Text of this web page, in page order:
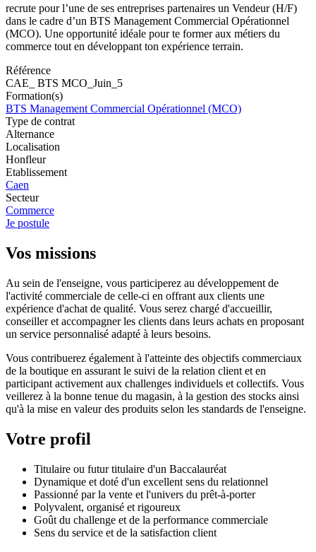
recrute pour l’une de ses entreprises partenaires un Vendeur (H/F)
dans le cadre d’un BTS Management Commercial Opérationnel
(MCO). Une opportunité idéale pour te former aux métiers du
commerce tout en développant ton expérience terrain.
Référence
CAE_ BTS MCO_Juin_5
Formation(s)
BTS Management Commercial Opérationnel (MCO)
Type de contrat
Alternance
Localisation
Honfleur
Etablissement
Caen
Secteur
Commerce
Je postule
Vos missions
Au sein de l'enseigne, vous participerez au développement de
l'activité commerciale de celle-ci en offrant aux clients une
expérience d'achat de qualité. Vous serez chargé d'accueillir,
conseiller et accompagner les clients dans leurs achats en proposant
un service personnalisé adapté à leurs besoins.
Vous contribuerez également à l'atteinte des objectifs commerciaux
de la boutique en assurant le suivi de la relation client et en
participant activement aux challenges individuels et collectifs. Vous
veillerez à la bonne tenue du magasin, à la gestion des stocks ainsi
qu'à la mise en valeur des produits selon les standards de l'enseigne.
Votre profil
Titulaire ou futur titulaire d'un Baccalauréat
Dynamique et doté d'un excellent sens du relationnel
Passionné par la vente et l'univers du prêt-à-porter
Polyvalent, organisé et rigoureux
Goût du challenge et de la performance commerciale
Sens du service et de la satisfaction client